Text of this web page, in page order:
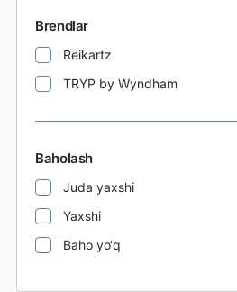
Brendlar
Reikartz
TRYP by Wyndham
Baholash
Juda yaxshi
Yaxshi
Baho yo‘q